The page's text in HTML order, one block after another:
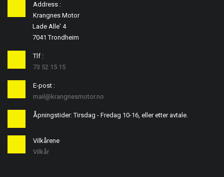
Address :
Krangnes Motor
Lade Alle' 4
7041 Trondheim
Tlf :
73 52 15 15
E-post :
mail@krangnesmotor.no
Åpningstider: Tirsdag - Fredag 10-16, eller etter avtale.
Vilkårene
Vilkår